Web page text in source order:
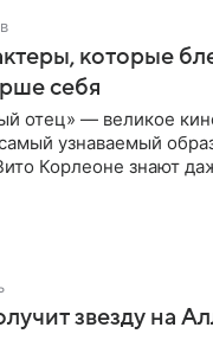
которые
себя
отец» — великое
узнаваемый
Корлеоне знают
звезду на